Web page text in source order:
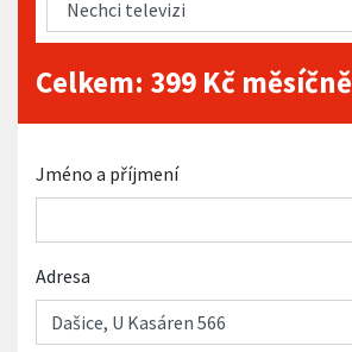
Celkem: 399 Kč měsíčně
Jméno a příjmení
Adresa